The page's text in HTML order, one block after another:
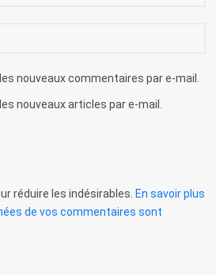
nouveaux commentaires par e-mail.
nouveaux articles par e-mail.
réduire les indésirables. En savoir plus
de vos commentaires sont